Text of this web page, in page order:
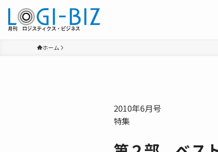
ホーム
2010年6月号
特集